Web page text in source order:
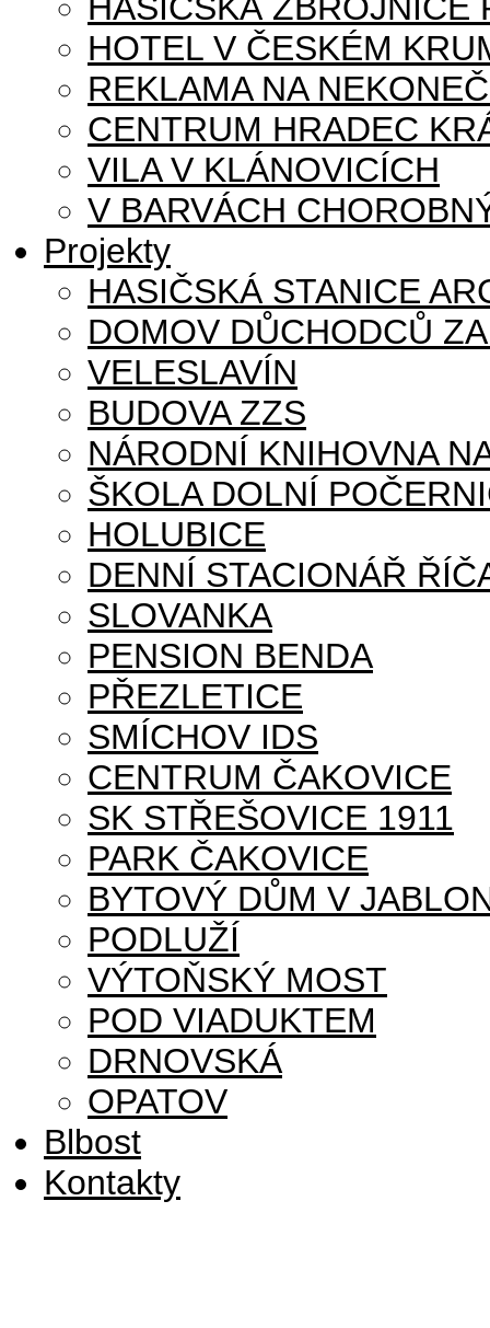
HOTEL V ČESKÉM
REKLAMA NA
CENTRUM HRADEC
VILA V KLÁNOVICÍCH
V BARVÁCH
Projekty
HASIČSKÁ STANICE
DOMOV DŮCHODCŮ
VELESLAVÍN
BUDOVA ZZS
NÁRODNÍ KNIHOVNA
ŠKOLA DOLNÍ
HOLUBICE
DENNÍ STACIONÁŘ
SLOVANKA
PENSION BENDA
PŘEZLETICE
SMÍCHOV IDS
CENTRUM ČAKOVICE
SK STŘEŠOVICE 1911
PARK ČAKOVICE
BYTOVÝ DŮM V
PODLUŽÍ
VÝTOŇSKÝ MOST
POD VIADUKTEM
DRNOVSKÁ
OPATOV
Blbost
Kontakty